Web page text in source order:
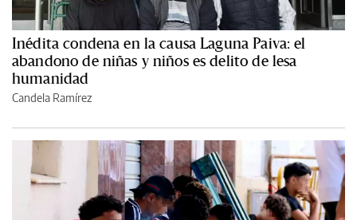
Inédita condena en la causa Laguna Paiva: el
abandono de niñas y niños es delito de lesa
humanidad
Candela Ramírez